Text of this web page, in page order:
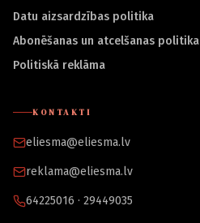
Datu aizsardzības politika
Abonēšanas un atcelšanas politika
Politiskā reklāma
KONTAKTI
eliesma@eliesma.lv
reklama@eliesma.lv
64225016 · 29449035